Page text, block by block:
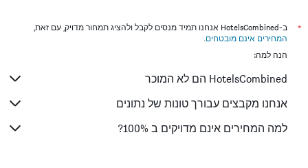
מלונות בניו יורק
מלונות בבנגקוק
מלונות בפאפוס
מלונות בלימסול
מלונות בפאטונג
*
ב-HotelsCombined אנחנו תמיד מנסים לקבל ולהציג תמחור מדויק, עם זאת,
המחירים אינם מובטחים.
הנה למה:
HotelsCombined הם לא המוכר
אנחנו מקבצים עבורך טונות של נתונים
למה המחירים אינם מדויקים ב 100%?